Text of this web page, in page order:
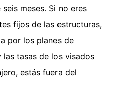
meses. Si no eres
fijos de las estructuras,
por los planes de
tasas de los visados
estás fuera del